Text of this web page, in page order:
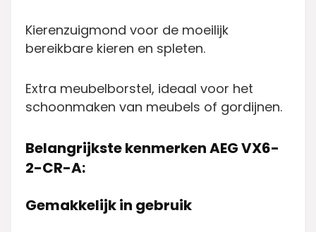
Kierenzuigmond voor de moeilijk
bereikbare kieren en spleten.
Extra meubelborstel, ideaal voor het
schoonmaken van meubels of gordijnen.
Belangrijkste kenmerken AEG VX6-
2-CR-A:
Gemakkelijk in gebruik